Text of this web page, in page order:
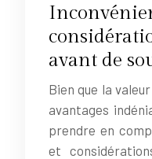
avant de
Bien que la
avantages
prendre en
et